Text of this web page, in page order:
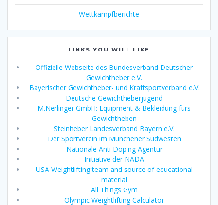
Wettkampfberichte
LINKS YOU WILL LIKE
Offizielle Webseite des Bundesverband Deutscher
Gewichtheber e.V.
Bayerischer Gewichtheber- und Kraftsportverband e.V.
Deutsche Gewichtheberjugend
M.Nerlinger GmbH: Equipment & Bekleidung fürs
Gewichtheben
Steinheber Landesverband Bayern e.V.
Der Sportverein im Münchener Südwesten
Nationale Anti Doping Agentur
Initiative der NADA
USA Weightlifting team and source of educational
material
All Things Gym
Olympic Weightlifting Calculator